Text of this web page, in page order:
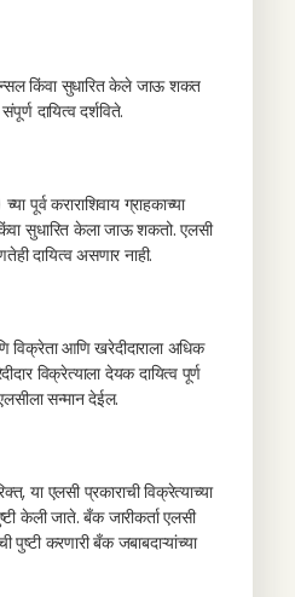
किंवा सुधारित केले जाऊ शकत
दायित्व दर्शविते.
पूर्व कराराशिवाय ग्राहकाच्या
सुधारित केला जाऊ शकतो. एलसी
दायित्व असणार नाही.
आणि खरेदीदाराला अधिक
विक्रेत्याला देयक दायित्व पूर्ण
सन्मान देईल.
या एलसी प्रकाराची विक्रेत्याच्या
केली जाते. बँक जारीकर्ता एलसी
पुष्टी करणारी बँक जबाबदाऱ्यांच्या